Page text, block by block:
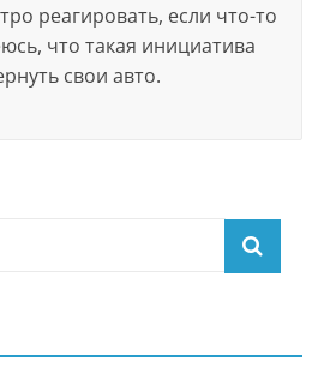
реагировать, если что-то
что такая инициатива
свои авто.